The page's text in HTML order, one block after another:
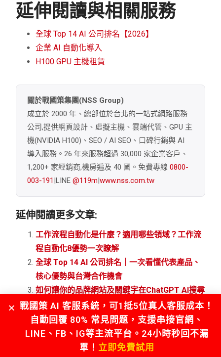
延伸閱讀與相關服務
全球 Top 14 AI 公司排名【2026】
企業 AI 自動化導入
H100 GPU 主機租賃
關於戰國策集團(NSS Group)
成立於 2000 年、總部位於台北的一站式網路服務
公司,提供網頁設計、虛擬主機、雲端代管、GPU 主
機(NVIDIA H100)、SEO / AI SEO、口碑行銷與 AI
導入服務。26 年來服務超過 30,000 家企業客戶、
1,200+ 家經銷商,機房遍及 40 國。免費專線0800-
003-191|LINE@119m|www.nss.com.tw
延伸閱讀更多文章:
工作流程自動化是什麼？適用哪些領域？工作流
程自動化8優勢一次瞭解
全球 Top 14 AI 公司排名｜一次看懂代表產品、
核心優勢與台灣合作機會
如何讓你的品牌網站及關鍵字在ChatGPT AI搜尋
中脫穎而出
DeepSeek是什麼？快速理解DeepSeek應用與
DeepSeek R1實力的完整指南
戰國策 AI 客服系統，可1抵5位真人客服成本！
自動回覆 80% 常見問題，支援串接官網、
LINE、FB、IG等主流平台。24小時秒回不漏
單！ 立即免費試用